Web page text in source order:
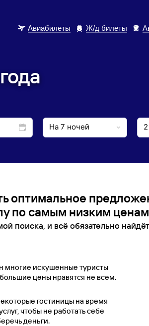
Авиабилеты Ж/д билеты
оптимальное
по самым низким
поиска, и всё обязательно
многие искушенные туристы
цены нравятся не всем.
гостиницы на время
чтобы не работать себе
деньги.